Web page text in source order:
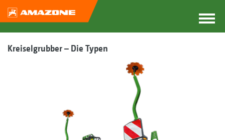
Kreiselgrubber – Die Typen